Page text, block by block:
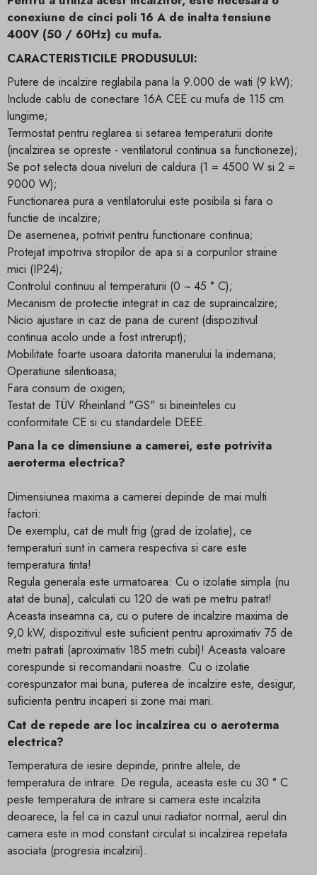
conexiune de cinci poli 16 A de inalta tensiune
400V (50 / 60Hz) cu mufa.
CARACTERISTICILE PRODUSULUI:
Putere de incalzire reglabila pana la 9.000 de wati (9 kW);
Include cablu de conectare 16A CEE cu mufa de 115 cm
lungime;
Termostat pentru reglarea si setarea temperaturii dorite
(incalzirea se opreste - ventilatorul continua sa functioneze);
Se pot selecta doua niveluri de caldura (1 = 4500 W si 2 =
9000 W);
Functionarea pura a ventilatorului este posibila si fara o
functie de incalzire;
De asemenea, potrivit pentru functionare continua;
Protejat impotriva stropilor de apa si a corpurilor straine
mici (IP24);
Controlul continuu al temperaturii (0 ~ 45 ° C);
Mecanism de protectie integrat in caz de supraincalzire;
Nicio ajustare in caz de pana de curent (dispozitivul
continua acolo unde a fost intrerupt);
Mobilitate foarte usoara datorita manerului la indemana;
Operatiune silentioasa;
Fara consum de oxigen;
Testat de TÜV Rheinland "GS" si bineinteles cu
conformitate CE si cu standardele DEEE.
Pana la ce dimensiune a camerei, este potrivita
aeroterma electrica?
Dimensiunea maxima a camerei depinde de mai multi
factori:
De exemplu, cat de mult frig (grad de izolatie), ce
temperaturi sunt in camera respectiva si care este
temperatura tinta!
Regula generala este urmatoarea: Cu o izolatie simpla (nu
atat de buna), calculati cu 120 de wati pe metru patrat!
Aceasta inseamna ca, cu o putere de incalzire maxima de
9,0 kW, dispozitivul este suficient pentru aproximativ 75 de
metri patrati (aproximativ 185 metri cubi)! Aceasta valoare
corespunde si recomandarii noastre. Cu o izolatie
corespunzator mai buna, puterea de incalzire este, desigur,
suficienta pentru incaperi si zone mai mari.
Cat de repede are loc incalzirea cu o aeroterma
electrica?
Temperatura de iesire depinde, printre altele, de
temperatura de intrare. De regula, aceasta este cu 30 ° C
peste temperatura de intrare si camera este incalzita
deoarece, la fel ca in cazul unui radiator normal, aerul din
camera este in mod constant circulat si incalzirea repetata
asociata (progresia incalzirii).